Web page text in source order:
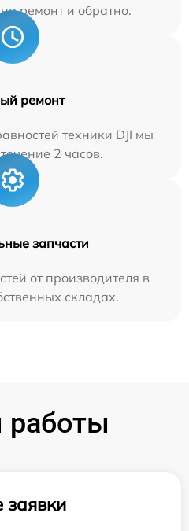
ремонт и обратно.
ремонт
техники DJI мы
2 часов.
запчасти
от производителя в
складах.